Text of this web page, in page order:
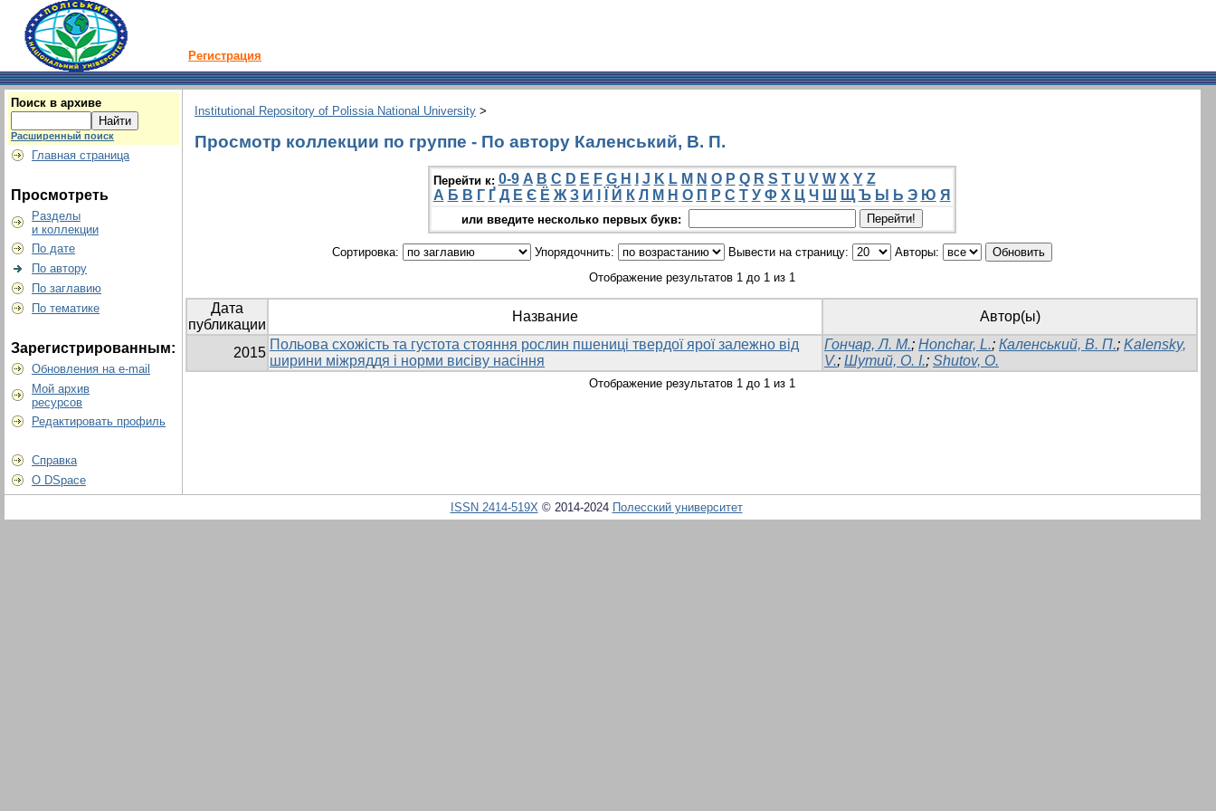
Регистрация
Поиск в архиве
Расширенный поиск
Главная страница
Просмотреть
Разделы
и коллекции
По дате
По автору
По заглавию
По тематике
Зарегистрированным:
Обновления на e-mail
Мой архив
ресурсов
Редактировать профиль
Справка
О DSpace
Institutional Repository of Polissia National University >
Просмотр коллекции по группе - По автору Каленський, В. П.
Перейти к: 0-9 A B C D E F G H J K L M N O P Q R S T U V W X Y Z
А Б В Г Ґ Д Е Є Ё Ж З И Й К Л М Н О П Р С Т У Ф Х Ц Ч Ш Щ Ъ Ы Ь Э Ю Я
или введите несколько первых букв:
Сортировка: Упорядочнить: Вывести на страницу:
Авторы:
Отображение результатов 1 до 1 из 1
Дата
публикации
Название Автор(ы)
2015
Польова схожість та густота стояння рослин пшениці твердої ярої залежно від
ширини міжряддя і норми висіву насіння
Гончар, Л. М.; Honchar, L.; Каленський, В. П.; Kalensky,
V.; Шутий, О. І.; Shutov, O.
Отображение результатов 1 до 1 из 1
ISSN 2414-519X© 2014-2024 Полесский университет